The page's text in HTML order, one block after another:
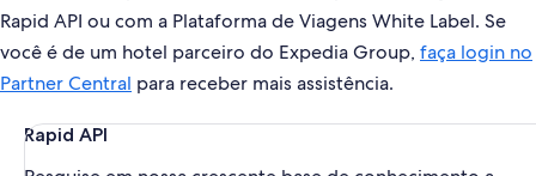
Rapid API ou com a Plataforma de Viagens White Label. Se
você é de um hotel parceiro do Expedia Group, faça login no
Partner Central para receber mais assistência.
Rapid API